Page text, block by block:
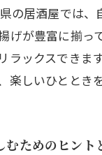
の居酒屋では
げが豊富に揃っ
ラックスできま
楽しいひととき
むためのヒント